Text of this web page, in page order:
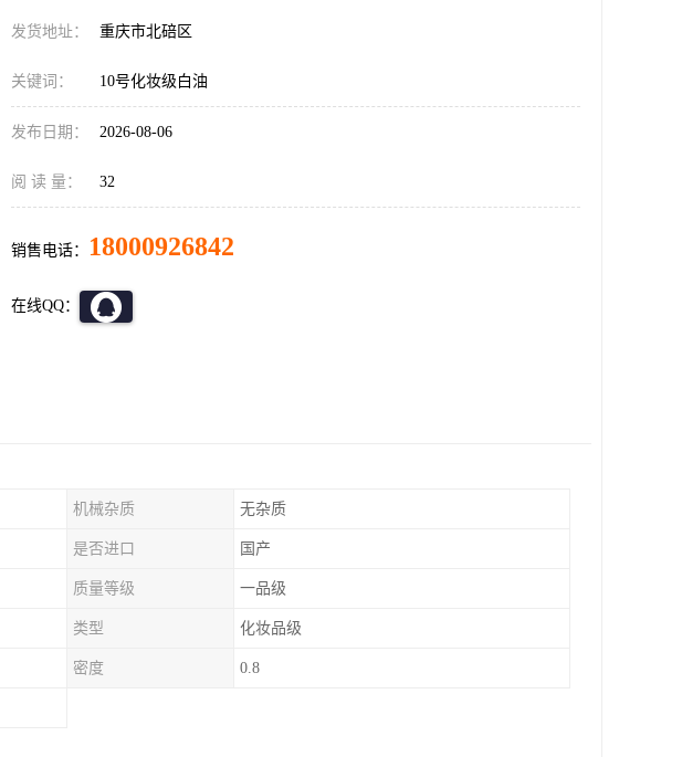
发货地址： 重庆市北碚区
关键词： 10号化妆级白油
发布日期： 2026-08-06
阅 读 量： 32
销售电话： 18000926842
在线QQ：
机械杂质 无杂质
是否进口 国产
质量等级 一品级
类型 化妆品级
密度 0.8